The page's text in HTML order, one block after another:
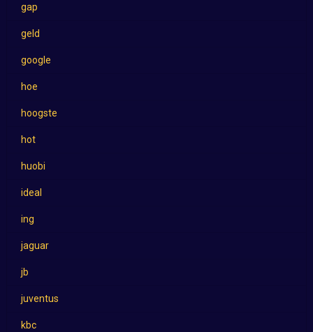
gap
geld
google
hoe
hoogste
hot
huobi
ideal
ing
jaguar
jb
juventus
kbc